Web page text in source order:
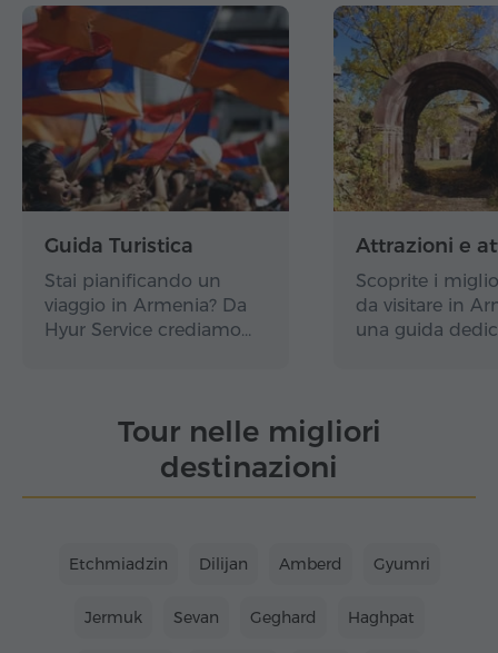
Guida Turistica
Stai pianificando un
viaggio in Armenia? Da
Hyur Service crediamo…
Attrazioni e
Scoprite i
da visitare in
una guida
Tour nelle migliori
destinazioni
Etchmiadzin Dilijan Amberd Gyumri
Jermuk Sevan Geghard Haghpat